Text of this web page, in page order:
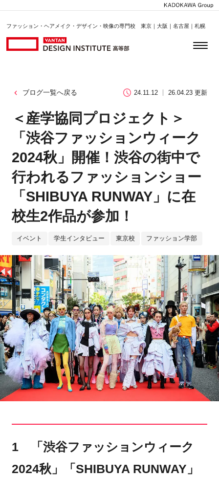
ファッション・ヘアメイク・デザイン・映像の専門校 東京｜大阪｜名古屋｜札幌
ブログ一覧へ戻る 24.11.12 26.04.23 更新
＜産学協同プロジェクト＞
「渋谷ファッションウィーク
2024秋」開催！渋谷の街中で
行われるファッションショー
「SHIBUYA RUNWAY」に在
校生2作品が参加！
イベント 学生インタビュー 東京校 ファッション学部
1 「渋谷ファッションウィーク
2024秋」「SHIBUYA RUNWAY」